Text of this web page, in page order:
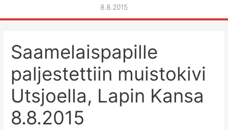
8.8.2015
Saamelaispapille
paljestettiin muistokivi
Utsjoella, Lapin Kansa
8.8.2015